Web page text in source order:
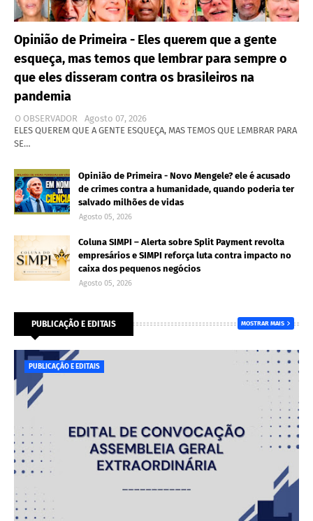
Opinião de Primeira - Eles querem que a gente
esqueça, mas temos que lembrar para sempre o
que eles disseram contra os brasileiros na
pandemia
O OBSERVADOR
Agosto 07, 2026
ELES QUEREM QUE A GENTE ESQUEÇA, MAS TEMOS QUE LEMBRAR PARA
SE…
Opinião de Primeira - Novo Mengele? ele é acusado
de crimes contra a humanidade, quando poderia ter
salvado milhões de vidas
Agosto 05, 2026
Coluna SIMPI – Alerta sobre Split Payment revolta
empresários e SIMPI reforça luta contra impacto no
caixa dos pequenos negócios
Agosto 05, 2026
PUBLICAÇÃO E EDITAIS MOSTRAR MAIS
PUBLICAÇÃO E EDITAIS